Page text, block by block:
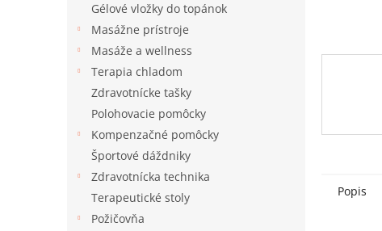
Gélové vložky do topánok
Masážne prístroje
Masáže a wellness
Terapia chladom
Zdravotnícke tašky
Polohovacie pomôcky
Kompenzačné pomôcky
Športové dáždniky
Zdravotnícka technika
Terapeutické stoly
Požičovňa
Popis